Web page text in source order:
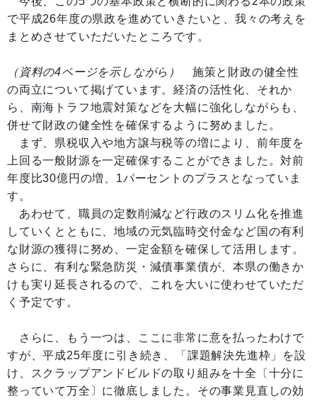
で平成26年度の県政を進めていきたいと、我々の考えを
まとめさせていただいたところです。
（資料の4ページを示しながら）
施策と財政の健全性
の両立について掲げています。経済の活性化、それか
ら、南海トラフ地震対策などを大幅に強化しながらも、
併せて財政の健全性を確保するように努めました。
まず、県税収入や地方譲与税等の増により、前年度を
上回る一般財源を一定確保することができました。対前
年度比30億円の増、1パーセントのプラスとなっていま
す。
あわせて、職員の定数削減など行政のスリム化を推進
していくとともに、地域の元気臨時交付金など国の有利
な財源の獲得に努め、一定金額を確保して活用します。
さらに、有利な緊急防災・減債事業債が、本県の働きか
けも実り延長されるので、これを大いに使わせていただ
く予定です。
さらに、もう一つは、ここに非常に意を払ったわけで
すが、平成25年度に引き続き、「課題解決先進枠」を設
け、スクラップアンドビルドの取り組みを十全〔十分に
整っていて万全〕に徹底しました。その事業見直しの効